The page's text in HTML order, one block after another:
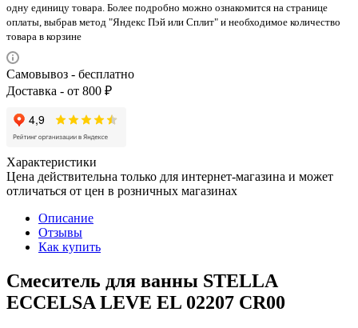
одну единицу товара. Более подробно можно ознакомится на странице
оплаты, выбрав метод "Яндекс Пэй или Сплит" и необходимое количество
товара в корзине
Самовывоз - бесплатно
Доставка - от 800 ₽
Характеристики
Цена действительна только для интернет-магазина и может
отличаться от цен в розничных магазинах
Описание
Отзывы
Как купить
Смеситель для ванны STELLA
ECCELSA LEVE EL 02207 CR00